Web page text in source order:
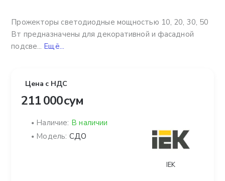
Прожекторы светодиодные мощностью 10, 20, 30, 50
Вт предназначены для декоративной и фасадной
подсве... Ещё...
Цена с НДС
211 000 сум
Наличие: В наличии
Модель: СДО
IEK